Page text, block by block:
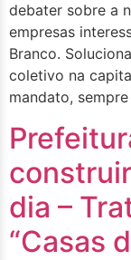
debater sobre a
empresas
Branco.
coletivo na
mandato,
dia –
“Casas